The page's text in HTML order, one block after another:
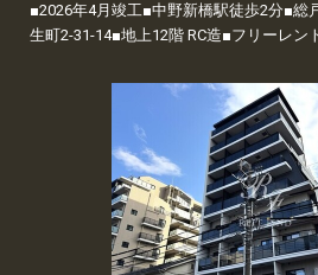
■2026年4月竣工■中野新橋駅徒歩2分■総
生町2-31-14■地上12階 RC造■フリーレン